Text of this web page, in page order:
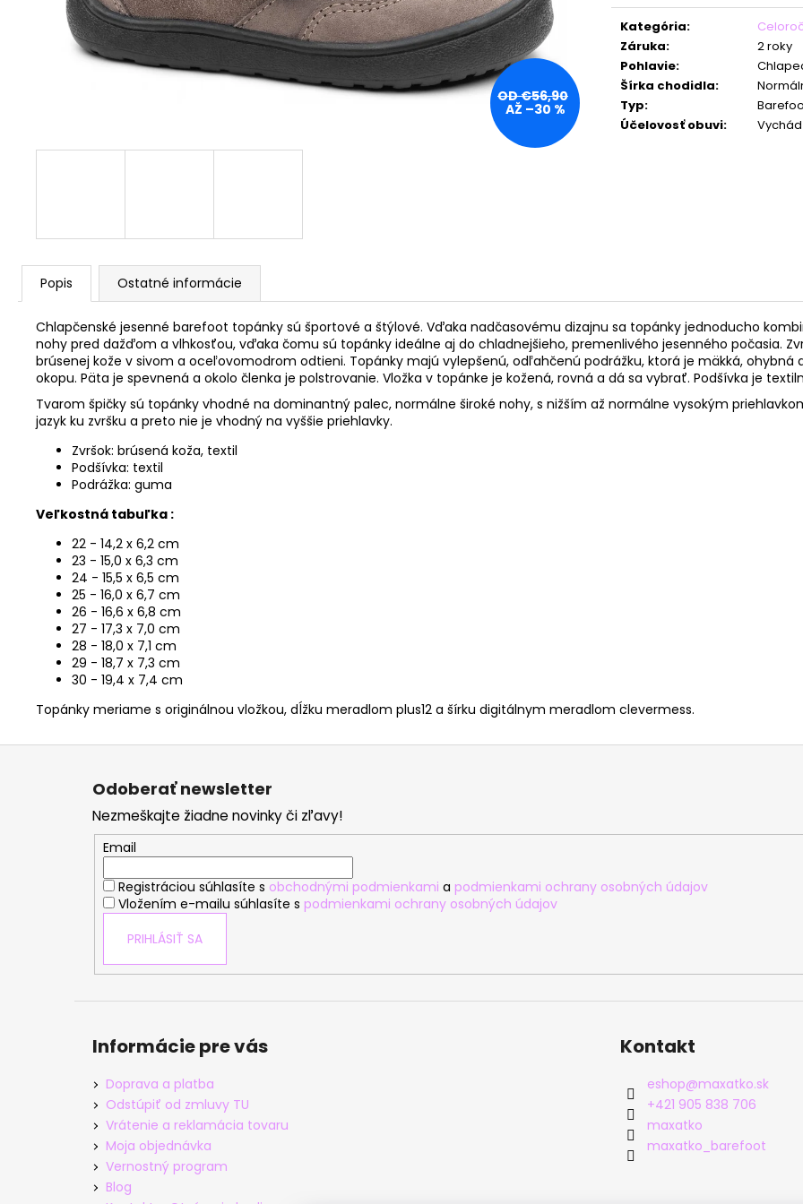
Jednotková
cena:
Kategória:
Záruka:
2 roky
Pohlavie:
Šírka chodidla:
Typ:
Účelovosť obuvi:
OD €56,90
AŽ –30 %
Popis Ostatné informácie
Chlapčenské jesenné barefoot topánky sú športové a štýlové. Vďaka nadčasovému dizajnu sa topánky jednoducho
nohy pred dažďom a vlhkosťou, vďaka čomu sú topánky ideálne aj do chladnejšieho, premenlivého jesenného počasia.
brúsenej kože v sivom a oceľovomodrom odtieni. Topánky majú vylepšenú, odľahčenú podrážku, ktorá je mäkká,
okopu. Päta je spevnená a okolo členka je polstrovanie. Vložka v topánke je kožená, rovná a dá sa vybrať. Podšívka je
Tvarom špičky sú topánky vhodné na dominantný palec, normálne široké nohy, s nižším až normálne vysokým
jazyk ku zvršku a preto nie je vhodný na vyššie priehlavky.
Zvršok: brúsená koža, textil
Podšívka: textil
Podrážka: guma
Veľkostná tabuľka :
22 - 14,2 x 6,2 cm
23 - 15,0 x 6,3 cm
24 - 15,5 x 6,5 cm
25 - 16,0 x 6,7 cm
26 - 16,6 x 6,8 cm
27 - 17,3 x 7,0 cm
28 - 18,0 x 7,1 cm
29 - 18,7 x 7,3 cm
30 - 19,4 x 7,4 cm
Topánky meriame s originálnou vložkou, dĺžku meradlom plus12 a šírku digitálnym meradlom clevermess.
Z
Odoberať newsletter
Nezmeškajte žiadne novinky či zľavy!
Email
Registráciou súhlasíte s obchodnými podmienkami a podmienkami ochrany osobných údajov
Vložením e-mailu súhlasíte s podmienkami ochrany osobných údajov
PRIHLÁSIŤ SA
Informácie pre vás
Doprava a platba
Odstúpiť od zmluvy TU
Vrátenie a reklamácia tovaru
Moja objednávka
Vernostný program
Blog
Kontakt
eshop@maxatko.sk
+421 905 838 706
maxatko
maxatko_barefoot